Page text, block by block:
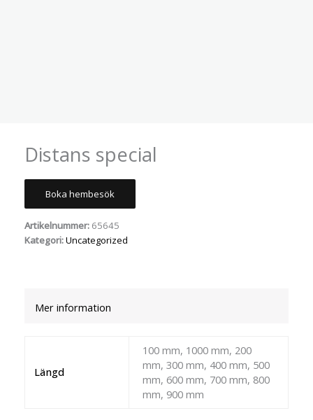
Distans special
Boka hembesök
Artikelnummer: 65645
Kategori:Uncategorized
Mer information
Längd
100 mm, 1000 mm, 200
mm, 300 mm, 400 mm, 500
mm, 600 mm, 700 mm, 800
mm, 900 mm